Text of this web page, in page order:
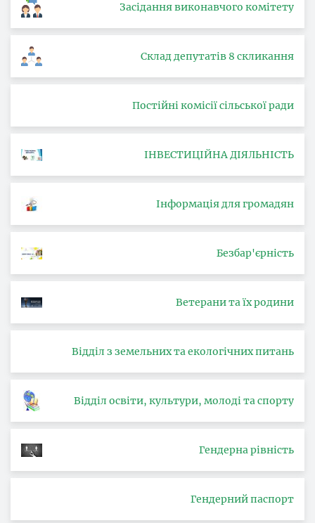
Засідання виконавчого комітету
Склад депутатів 8 скликання
Постійні комісії сільської ради
ІНВЕСТИЦІЙНА ДІЯЛЬНІСТЬ
Інформація для громадян
Безбар'єрність
Ветерани та їх родини
Відділ з земельних та екологічних питань
Відділ освіти, культури, молоді та спорту
Гендерна рівність
Гендерний паспорт